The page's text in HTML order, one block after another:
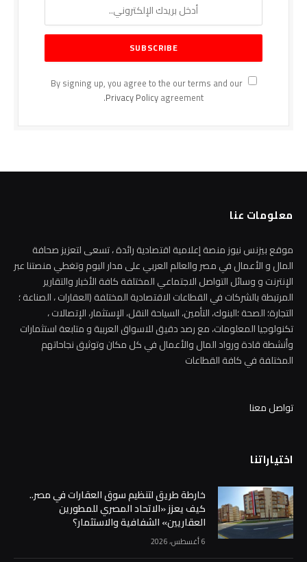
By signing up, you agree to the our terms and our
Privacy Policyagreement.
معلومات عنا
موقع بيزنس نيوز منصة إعلامية اقتصادية رائدة ، تسعى لتعزيز صحافة
المال و الأعمال في مصر والعالم العربي على مدار اليوم وتغطي منصتنا عبر
الإنترنت و وسائل التواصل الاجتماعي المختلفة كافة الأخبار والتقارير
المرتبطة بالشركات في القطاعات الاقتصادية المختلفة (العقارات ، الصناعة ؛
التجارة؛ الصحة ؛البنوك، التأمين، السياحة النقل، الإستثمار، الإتصالات ،
تكنولوجيا المعلومات، مع رصد دقيق للاسواق العربية و متابعة استثمارات
وأنشطة قادة ورواد المال والأعمال في كل مكان وتوثيق نجاحاتهم
المختلفة في كافة القطاعات
تواصل معنا
اختياراتنا
خارطة طريق لتنظيم سوق العقارات في مصر..
كيف يعزز «الاتحاد المصري للمطورين
العقاريين» الشفافية والاستثمار؟
6 أغسطس، 2026